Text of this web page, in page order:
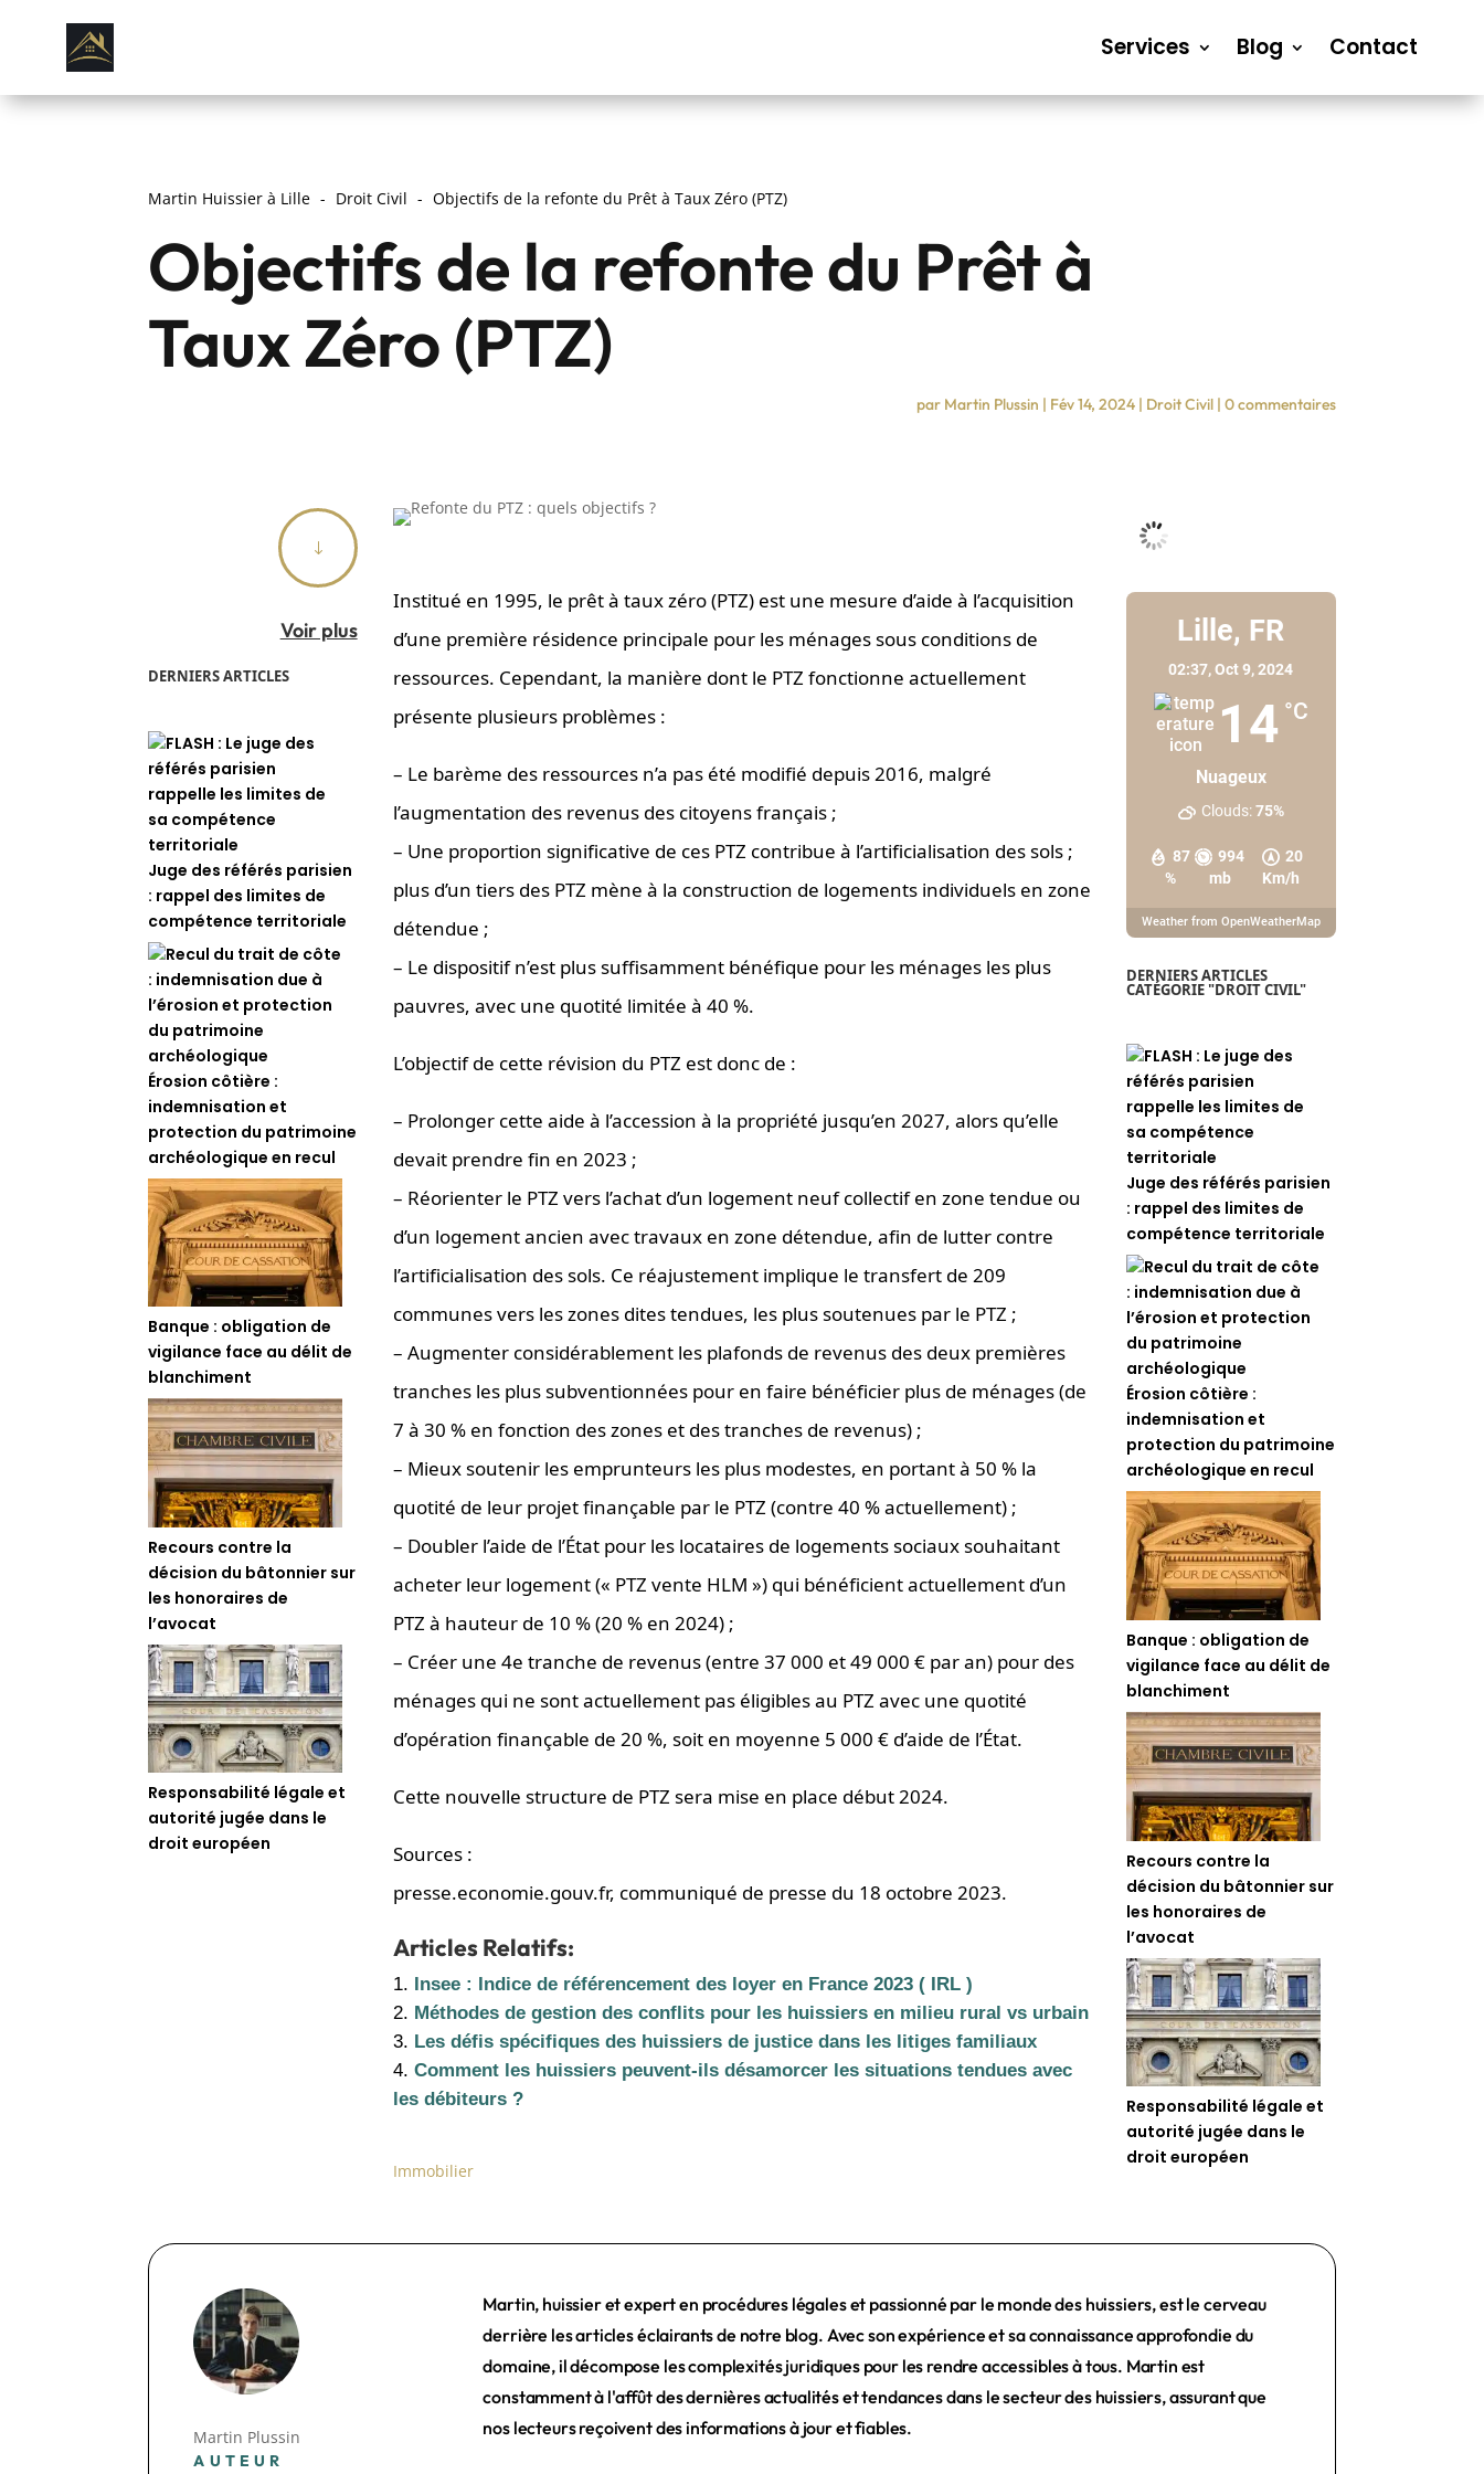
Services Blog Contact
Martin Huissier à Lille Droit Civil Objectifs de la refonte du Prêt à Taux Zéro (PTZ)
Objectifs de la refonte du Prêt à
Taux Zéro (PTZ)
par Martin Plussin | Fév 14, 2024| Droit Civil| 0 commentaires
"
Voir plus
DERNIERS ARTICLES
Juge des référés parisien
: rappel des limites de
compétence territoriale
Érosion côtière :
indemnisation et
protection du patrimoine
archéologique en recul
Banque : obligation de
vigilance face au délit de
blanchiment
Recours contre la
décision du bâtonnier sur
les honoraires de
l’avocat
Responsabilité légale et
autorité jugée dans le
droit européen
Institué en 1995, le prêt à taux zéro (PTZ) est une mesure d’aide à l’acquisition
d’une première résidence principale pour les ménages sous conditions de
ressources. Cependant, la manière dont le PTZ fonctionne actuellement
présente plusieurs problèmes :
– Le barème des ressources n’a pas été modifié depuis 2016, malgré
l’augmentation des revenus des citoyens français ;
– Une proportion significative de ces PTZ contribue à l’artificialisation des sols ;
plus d’un tiers des PTZ mène à la construction de logements individuels en zone
détendue ;
– Le dispositif n’est plus suffisamment bénéfique pour les ménages les plus
pauvres, avec une quotité limitée à 40 %.
L’objectif de cette révision du PTZ est donc de :
– Prolonger cette aide à l’accession à la propriété jusqu’en 2027, alors qu’elle
devait prendre fin en 2023 ;
– Réorienter le PTZ vers l’achat d’un logement neuf collectif en zone tendue ou
d’un logement ancien avec travaux en zone détendue, afin de lutter contre
l’artificialisation des sols. Ce réajustement implique le transfert de 209
communes vers les zones dites tendues, les plus soutenues par le PTZ ;
– Augmenter considérablement les plafonds de revenus des deux premières
tranches les plus subventionnées pour en faire bénéficier plus de ménages (de
7 à 30 % en fonction des zones et des tranches de revenus) ;
– Mieux soutenir les emprunteurs les plus modestes, en portant à 50 % la
quotité de leur projet finançable par le PTZ (contre 40 % actuellement) ;
– Doubler l’aide de l’État pour les locataires de logements sociaux souhaitant
acheter leur logement (« PTZ vente HLM ») qui bénéficient actuellement d’un
PTZ à hauteur de 10 % (20 % en 2024) ;
– Créer une 4e tranche de revenus (entre 37 000 et 49 000 € par an) pour des
ménages qui ne sont actuellement pas éligibles au PTZ avec une quotité
d’opération finançable de 20 %, soit en moyenne 5 000 € d’aide de l’État.
Cette nouvelle structure de PTZ sera mise en place début 2024.
Sources :
presse.economie.gouv.fr, communiqué de presse du 18 octobre 2023.
Articles Relatifs:
Insee : Indice de référencement des loyer en France 2023 ( IRL )
Méthodes de gestion des conflits pour les huissiers en milieu rural vs urbain
Les défis spécifiques des huissiers de justice dans les litiges familiaux
Comment les huissiers peuvent-ils désamorcer les situations tendues avec
les débiteurs ?
Immobilier
Lille, FR
02:37, Oct 9, 2024
14 °C
Nuageux
87
%
994
mb
20
Km/h
Clouds:75%
Weather from OpenWeatherMap
DERNIERS ARTICLES
CATÉGORIE "DROIT CIVIL"
Juge des référés parisien
: rappel des limites de
compétence territoriale
Érosion côtière :
indemnisation et
protection du patrimoine
archéologique en recul
Banque : obligation de
vigilance face au délit de
blanchiment
Recours contre la
décision du bâtonnier sur
les honoraires de
l’avocat
Responsabilité légale et
autorité jugée dans le
droit européen
Martin Plussin
AUTEUR
Martin, huissier et expert en procédures légales et passionné par le monde des huissiers, est le cerveau
derrière les articles éclairants de notre blog. Avec son expérience et sa connaissance approfondie du
domaine, il décompose les complexités juridiques pour les rendre accessibles à tous. Martin est
constamment à l'affût des dernières actualités et tendances dans le secteur des huissiers, assurant que
nos lecteurs reçoivent des informations à jour et fiables.